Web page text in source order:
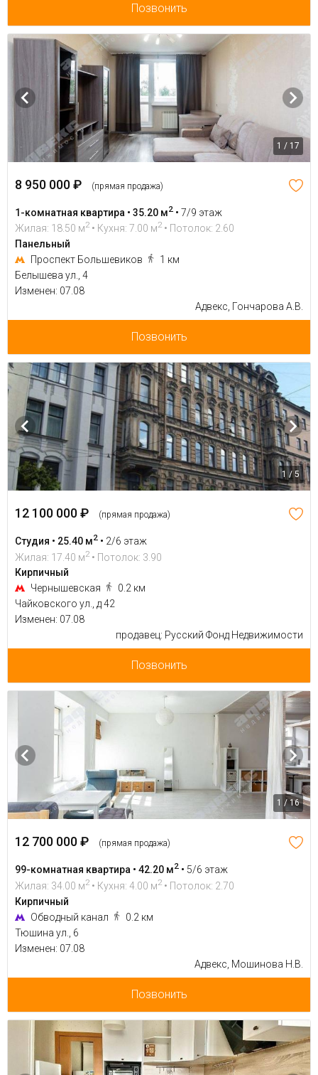
Позвонить
1 / 17
8 950 000 ₽ (прямая продажа)
1-комнатная квартира • 35.20 м2 • 7/9 этаж
Жилая: 18.50 м2 • Кухня: 7.00 м2 • Потолок: 2.60
Панельный
Проспект Большевиков
1 км
Белышева ул., 4
Изменен: 07.08
Адвекс, Гончарова А.В.
Позвонить
1 / 5
12 100 000 ₽ (прямая продажа)
Студия • 25.40 м2 • 2/6 этаж
Жилая: 17.40 м2 • Потолок: 3.90
Кирпичный
Чернышевская
0.2 км
Чайковского ул., д 42
Изменен: 07.08
продавец: Русский Фонд Недвижимости
Позвонить
1 / 16
12 700 000 ₽ (прямая продажа)
99-комнатная квартира • 42.20 м2 • 5/6 этаж
Жилая: 34.00 м2 • Кухня: 4.00 м2 • Потолок: 2.70
Кирпичный
Обводный канал
0.2 км
Тюшина ул., 6
Изменен: 07.08
Адвекс, Мошинова Н.В.
Позвонить